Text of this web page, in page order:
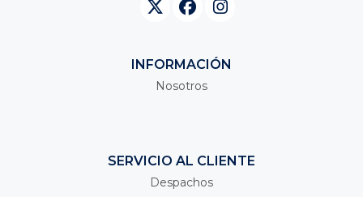
INFORMACIÓN
Nosotros
SERVICIO AL CLIENTE
Despachos